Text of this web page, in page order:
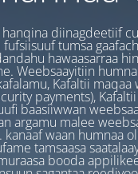
diinagdeetiif
tumsa
hawaasarraa
Weebsaayitiin
Kafaltii
payments),
baasiiwwan
argamu malee
waan humnaa
tamsaasa
booda